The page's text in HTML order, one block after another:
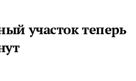
участок теперь